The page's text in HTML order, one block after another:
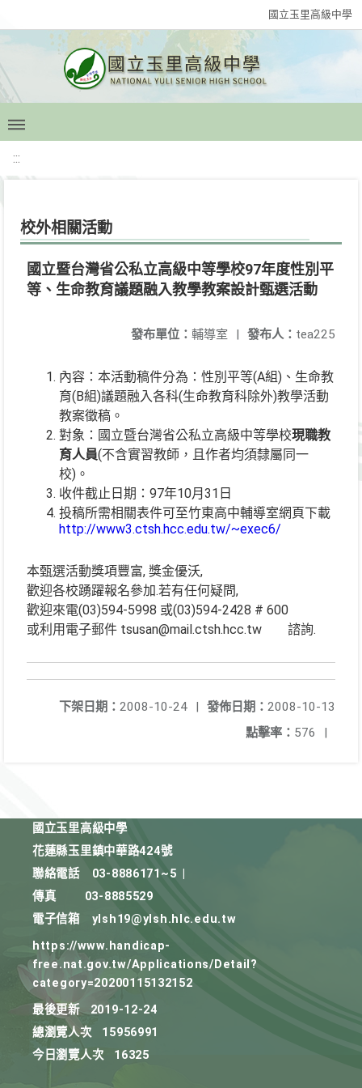
國立玉里高級中學
:::
校外相關活動
國立暨台灣省公私立高級中等學校97年度性別平
等、生命教育議題融入教學教案設計甄選活動
發布人： tea225
發布單位： 輔導室 |
內容：本活動稿件分為：性別平等(A組)、生命教
育(B組)議題融入各科(生命教育科除外)教學活動
教案徵稿。
對象：國立暨台灣省公私立高級中等學校現職教
育人員(不含實習教師，且作者均須隸屬同一
校)。
收件截止日期：97年10月31日
投稿所需相關表件可至竹東高中輔導室網頁下載
http://www3.ctsh.hcc.edu.tw/~exec6/
本甄選活動獎項豐富, 獎金優沃,
歡迎各校踴躍報名參加.若有任何疑問,
歡迎來電(03)594-5998 或(03)594-2428 # 600
或利用電子郵件 tsusan@mail.ctsh.hcc.tw 諮詢.
發佈日期： 2008-10-13
下架日期： 2008-10-24
|
點擊率： 576 |
國立玉里高級中學
花蓮縣玉里鎮中華路424號
聯絡電話
03-8886171~5
傳真
03-8885529
電子信箱
ylsh19@ylsh.hlc.edu.tw
https://www.handicap-
free.nat.gov.tw/Applications/Detail?
category=20200115132152
最後更新
2019-12-24
總瀏覽人次
15956991
今日瀏覽人次
16325